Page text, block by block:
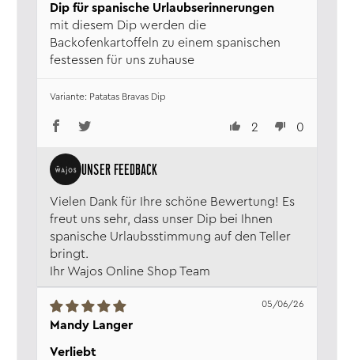
Dip für spanische Urlaubserinnerungen
mit diesem Dip werden die
Backofenkartoffeln zu einem spanischen
festessen für uns zuhause
2 0
Vielen Dank für Ihre schöne Bewertung! Es
freut uns sehr, dass unser Dip bei Ihnen
spanische Urlaubsstimmung auf den Teller
bringt.
Ihr Wajos Online Shop Team
Patatas Bravas Dip
Mandy Langer
05/06/26
Verliebt